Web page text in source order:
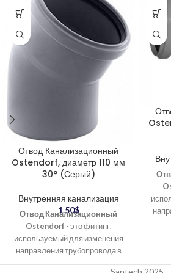
Отвод Канализационный
Ostendorf, диаметр 110 мм
30° (Серый)
Внутренняя канализация
1.50$
Отвод Канализационный
Ostendorf - это фитинг,
используемый для изменения
направления трубопровода в
системах канализации. Он